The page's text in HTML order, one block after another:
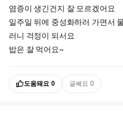
염증이 생긴건지 잘 모르겠어요
일주일 뒤에 중성화하러 가면서
러니 걱정이 되서요
밥은 잘 먹어요~
도움돼요 0 글쎄요 0